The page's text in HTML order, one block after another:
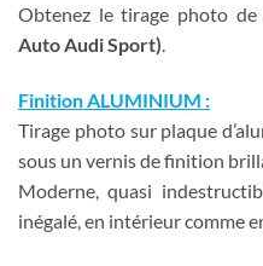
Obtenez le tirage photo de
Auto Audi Sport)
Finition ALUMINIUM :
Tirage photo sur plaque
sous un vernis de finition
Moderne, quasi
inégalé, en intérieur comme